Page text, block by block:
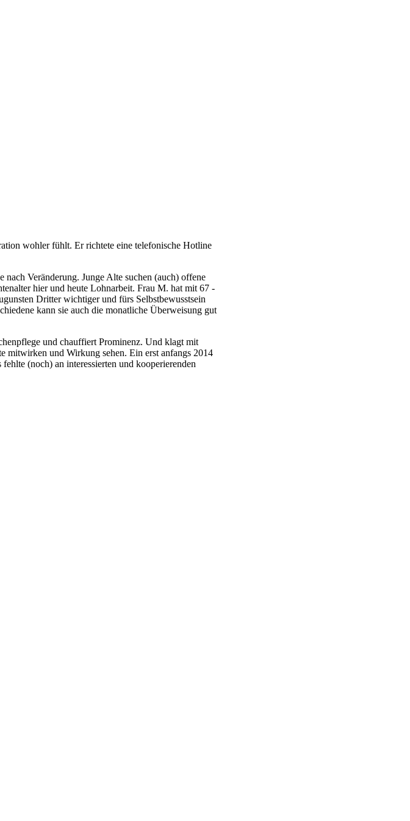
wohler fühlt. Er richtete eine telefonische Hotline
Veränderung. Junge Alte suchen (auch) offene
hier und heute Lohnarbeit. Frau M. hat mit 67 -
Dritter wichtiger und fürs Selbstbewusstsein
kann sie auch die monatliche Überweisung gut
und chauffiert Prominenz. Und klagt mit
mitwirken und Wirkung sehen. Ein erst anfangs 2014
(noch) an interessierten und kooperierenden